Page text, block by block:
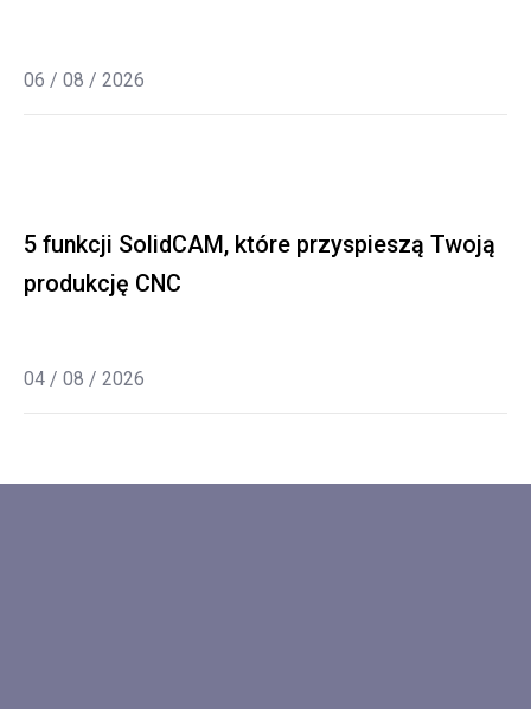
06 / 08 / 2026
5 funkcji SolidCAM, które przyspieszą Twoją
produkcję CNC
04 / 08 / 2026